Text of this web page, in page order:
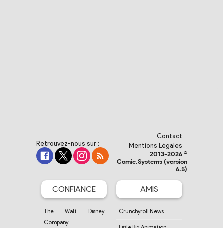
Retrouvez-nous sur :
Contact
Mentions Légales
2013-2026 ©
Comic.Systems (version
6.5)
CONFIANCE
The Walt Disney
Company
AMIS
Crunchyroll News